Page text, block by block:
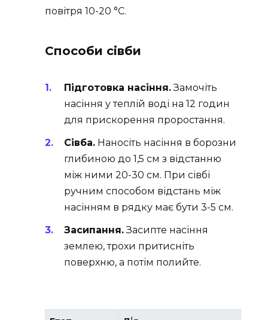
повітря 10-20 °C.
Способи сівби
Підготовка насіння.Замочіть
насіння у теплій воді на 12 годин
для прискорення проростання.
Сівба. Наносіть насіння в борозни
глибиною до 1,5 см з відстанню
між ними 20-30 см. При сівбі
ручним способом відстань між
насінням в рядку має бути 3-5 см.
Засипання.Засипте насіння
землею, трохи притисніть
поверхню, а потім полийте.